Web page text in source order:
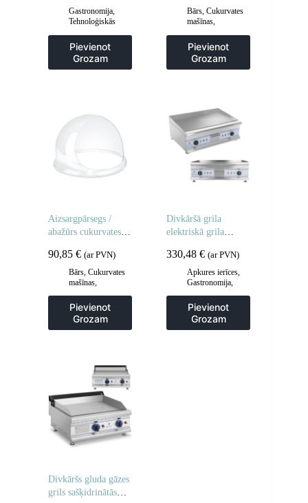
Gastronomija,
Tehnoloģiskās
un transporta ratiņi
Virtuve
Pievienot
Grozam
Bārs,Cukurvates
mašīnas,
Pievienot
Grozam
Aizsargpārsegs /
abažūrs cukurvates
90,85 € (ar PVN)
Bārs Cukurvates
mašīnas
Pievienot
Grozam
Divkāršā grila
elektriskā grila
330,48€ (ar PVN)
Apkures ierīces
Gastronomija
sildīšanas
plāksnes,Grila
šķīvji,Virtuve
Pievienot
Grozam
Divkāršs gluda gāzes
grils sašķidrinātās